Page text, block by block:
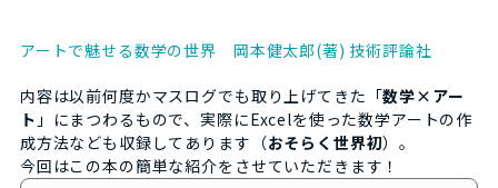
アートで魅せる数学の世界 岡本健太郎(著) 技術評論社
内容は以前何度かマスログでも取り上げてきた「数学×アー
ト 」にまつわるもので、実際にExcelを使った数学アートの作
成方法なども収録してあります（おそらく世界初）。
今回はこの本の簡単な紹介をさせていただきます！